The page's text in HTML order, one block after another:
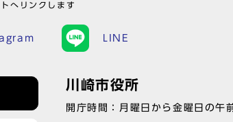
へリンクします
LINE
川崎市役所
開庁時間：月曜日から金曜日の